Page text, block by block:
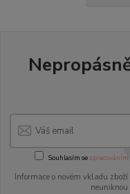
Souhlasím se
Informace o novém vkladu
neuniknou